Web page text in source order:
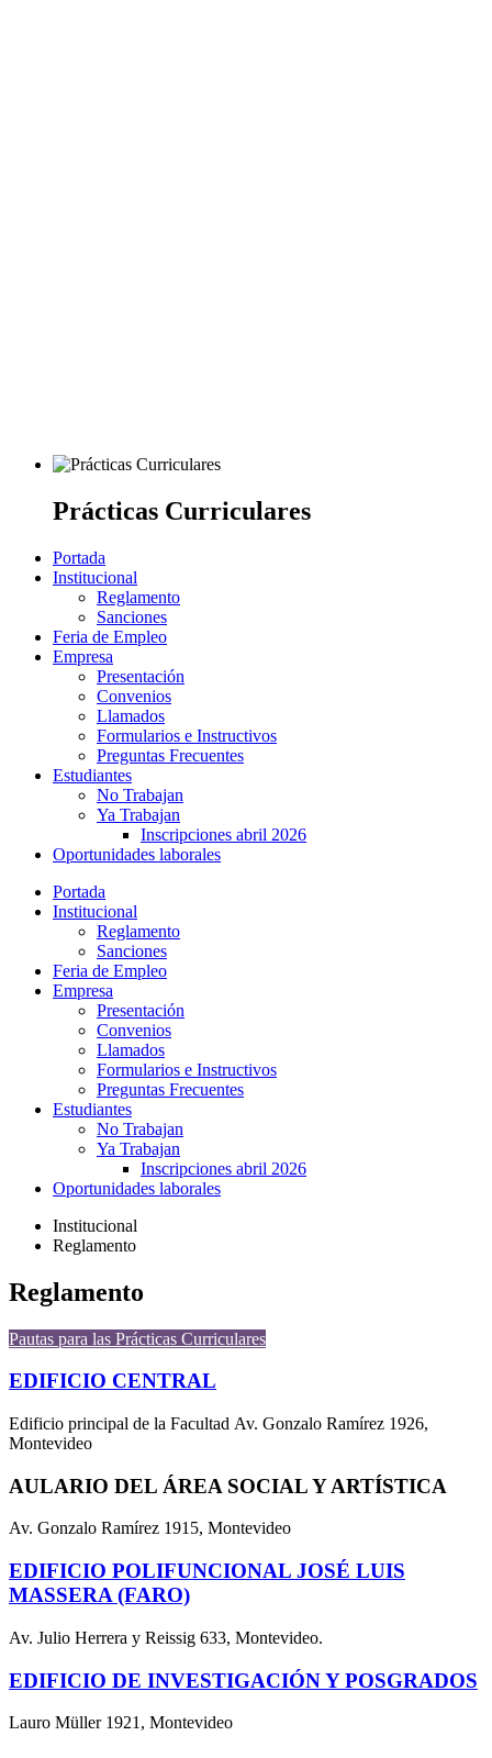
Prácticas Curriculares
Portada
Institucional
Reglamento
Sanciones
Feria de Empleo
Empresa
Presentación
Convenios
Llamados
Formularios e Instructivos
Preguntas Frecuentes
Estudiantes
No Trabajan
Ya Trabajan
Inscripciones abril 2026
Oportunidades laborales
Portada
Institucional
Reglamento
Sanciones
Feria de Empleo
Empresa
Presentación
Convenios
Llamados
Formularios e Instructivos
Preguntas Frecuentes
Estudiantes
No Trabajan
Ya Trabajan
Inscripciones abril 2026
Oportunidades laborales
Institucional
Reglamento
Reglamento
Pautas para las Prácticas Curriculares
EDIFICIO CENTRAL
Edificio principal de la Facultad Av. Gonzalo Ramírez 1926,
Montevideo
AULARIO DEL ÁREA SOCIAL Y ARTÍSTICA
Av. Gonzalo Ramírez 1915, Montevideo
EDIFICIO POLIFUNCIONAL JOSÉ LUIS
MASSERA (FARO)
Av. Julio Herrera y Reissig 633, Montevideo.
EDIFICIO DE INVESTIGACIÓN Y POSGRADOS
Lauro Müller 1921, Montevideo